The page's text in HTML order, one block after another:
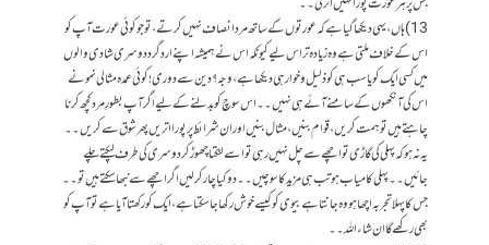
13) ہاں، یہی دیکھا گیا ہے کہ عورتوں کے ساتھ مرد انصاف نہیں کرتے، تو جو کوئی عورت آپ کو
اس کے خلاف ملتی ہے وہ زیادہ تر اس لیے کیونکہ اس نے ہمیشہ اپنے ارد گرد دوسری شادی والوں
میں کسی ایک کو یا سب ہی کو ذلیل و خوار ہی دیکھا ہے، وجہ ؟ دین سے دوری! کوئی عمدہ مثالی نمونے
اس کی آنکھوں کے سامنے آئے ہی نہیں۔۔ اس سوچ کو بدلنے کے لیے اگر آپ بطورِ مرد کچھ کرنا
چاہتے ہیں تو ہمت کریں، قوام بنیں، مثال بنیں اور ان شرائط پر پورا اتریں پھر شوق سے کریں۔۔
یہ نہ ہو کہ پہلی کی گاڑی تو اچھے سے چل نہیں رہی تو اسے لٹکتا چھوڑ کر دوسری کی طرف لپکتے چلے
جائیں۔۔ پہلی کامیاب ہو تب ہی مزید کا سوچیں۔۔ دو کیا چار کرلیں اگر اچھے سے نبھا سکتے ہیں تو۔۔
جس کا پہلا تجربہ اچھا ہو وہ جانتا ہے بیوی کو کیسے خوش رکھا جا سکتا ہے، ایک کو رکھتا آیا ہے تو آپ کو
بھی رکھے گا ان شاء اللہ۔۔